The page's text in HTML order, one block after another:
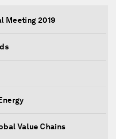
Meeting 2019
Value Chains